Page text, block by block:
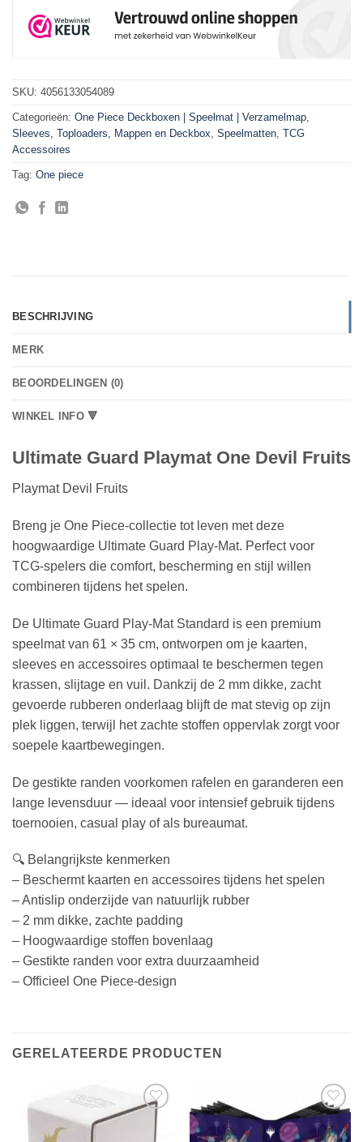
SKU: 4056133054089
Categorieën: One Piece Deckboxen | Speelmat | Verzamelmap
Sleeves, Toploaders, Mappen en Deckbox Speelmatten TCG
Accessoires
Tag: One piece
BESCHRIJVING
MERK
BEOORDELINGEN (0)
WINKEL INFO 🔻
Ultimate Guard Playmat One Devil Fruits
Playmat Devil Fruits
Breng je One Piece‑collectie tot leven met deze
hoogwaardige Ultimate Guard Play‑Mat. Perfect voor
TCG‑spelers die comfort, bescherming en stijl willen
combineren tijdens het spelen.
De Ultimate Guard Play‑Mat Standard is een premium
speelmat van 61 × 35 cm, ontworpen om je kaarten,
sleeves en accessoires optimaal te beschermen tegen
krassen, slijtage en vuil. Dankzij de 2 mm dikke, zacht
gevoerde rubberen onderlaag blijft de mat stevig op zijn
plek liggen, terwijl het zachte stoffen oppervlak zorgt voor
soepele kaartbewegingen.
De gestikte randen voorkomen rafelen en garanderen een
lange levensduur — ideaal voor intensief gebruik tijdens
toernooien, casual play of als bureaumat.
🔍 Belangrijkste kenmerken
– Beschermt kaarten en accessoires tijdens het spelen
– Antislip onderzijde van natuurlijk rubber
– 2 mm dikke, zachte padding
– Hoogwaardige stoffen bovenlaag
– Gestikte randen voor extra duurzaamheid
– Officieel One Piece‑design
GERELATEERDE PRODUCTEN